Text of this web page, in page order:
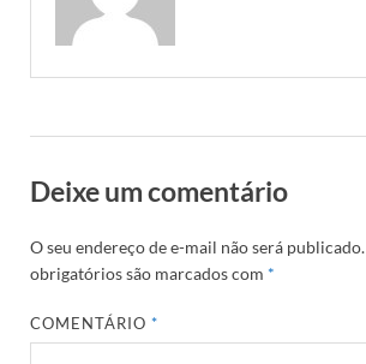
Deixe um comentário
O seu endereço de e-mail não será publicado.
obrigatórios são marcados com *
COMENTÁRIO*